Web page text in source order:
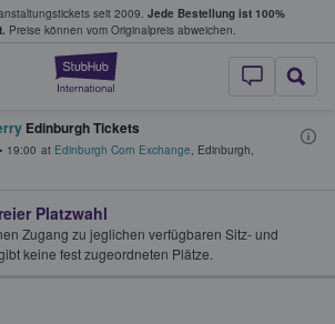
seit 2009. Jede Bestellung ist 100%
Preise können vom Originalpreis abweichen.
StubHub - Wo
& verkaufen
Edinburgh Tickets
• 19:00 at Edinburgh Corn Exchange, Edinburgh,
Platzwahl
Zugang zu jeglichen verfügbaren Sitz- und
keine fest zugeordneten Plätze.